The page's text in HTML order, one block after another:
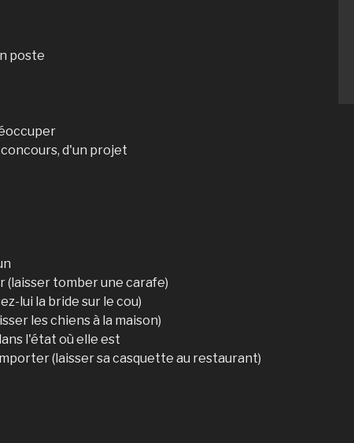
poste
d'un projet
tomber une carafe)
lui la bride sur le cou)
les chiens à la maison)
l'état où elle est
(laisser sa casquette au restaurant)